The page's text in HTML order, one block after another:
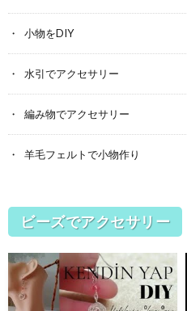
小物をDIY
水引でアクセサリー
編み物でアクセサリー
羊毛フェルトで小物作り
ビーズでアクセサリー